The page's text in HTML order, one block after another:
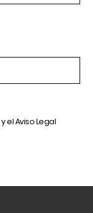
y elAviso Legal